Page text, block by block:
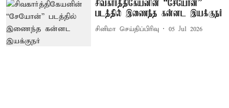
சிவகார்த்திகேயனின் “சேயோன்”
படத்தில் இணைந்த கன்னட இயக்குநர்
சினிமா செய்திப்பிரிவு 05 Jul 2026